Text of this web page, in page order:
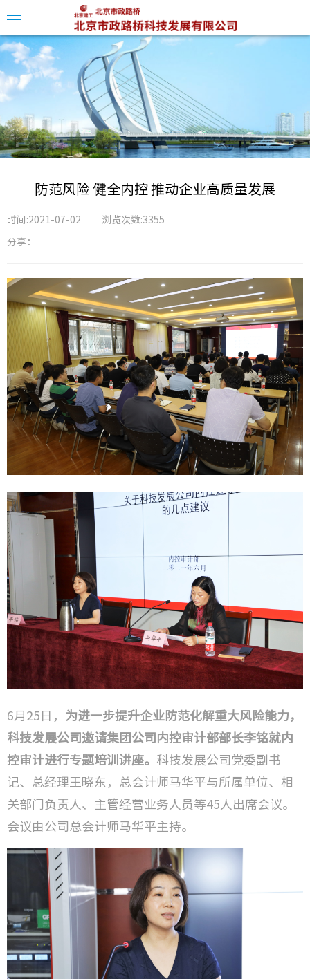
企业简
领导介
科技动
技术成
研发方
检验检
工程监
防范风险 健全内控 推动企业高质量发展
时间:2021-07-02 浏览次数:3355
分享：
6月25日，
为进一步提升企业防范化解重大风险能力，
科技发展公司邀请集团公司内控审计部部长李铭就内
控审计进行专题培训讲座。 科技发展公司党委副书
记、总经理王晓东，总会计师马华平与所属单位、相
关部门负责人、主管经营业务人员等45人出席会议。
会议由公司总会计师马华平主持。